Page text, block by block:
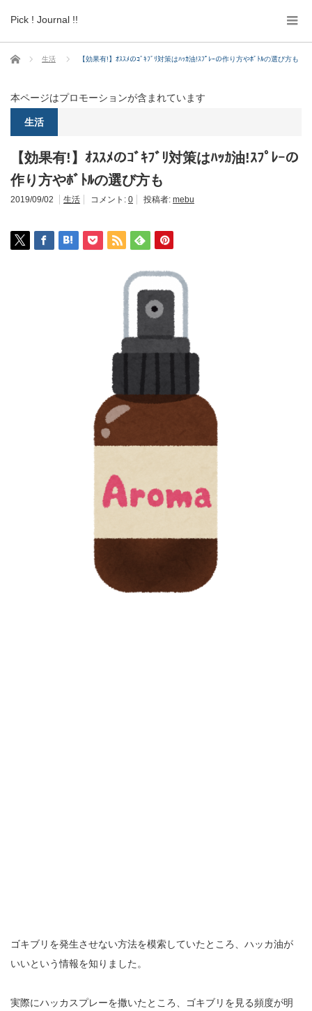
Pick ! Journal !!
ホーム 生活 【効果有!】ｵｽｽﾒのｺﾞｷﾌﾞﾘ対策はﾊｯｶ油!ｽﾌﾟﾚｰの作り方やﾎﾞﾄﾙの選び方も
本ページはプロモーションが含まれています
生活
【効果有!】ｵｽｽﾒのｺﾞｷﾌﾞﾘ対策はﾊｯｶ油!ｽﾌﾟﾚｰの
作り方やﾎﾞﾄﾙの選び方も
2019/09/02 生活 コメント: 0 投稿者: mebu
ゴキブリを発生させない方法を模索していたところ、ハッカ油が
いいという情報を知りました。
実際にハッカスプレーを撒いたところ、ゴキブリを見る頻度が明